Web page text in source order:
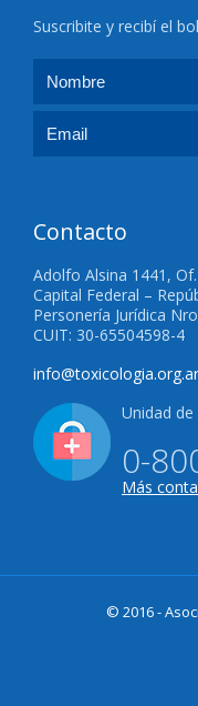
Suscribite y recibí el
Contacto
Adolfo Alsina 1441,
Capital Federal –
Personería Jurídica
CUIT: 30-65504598-4
info@toxicologia.org.ar
Unidad
0-
Más
© 2016 -